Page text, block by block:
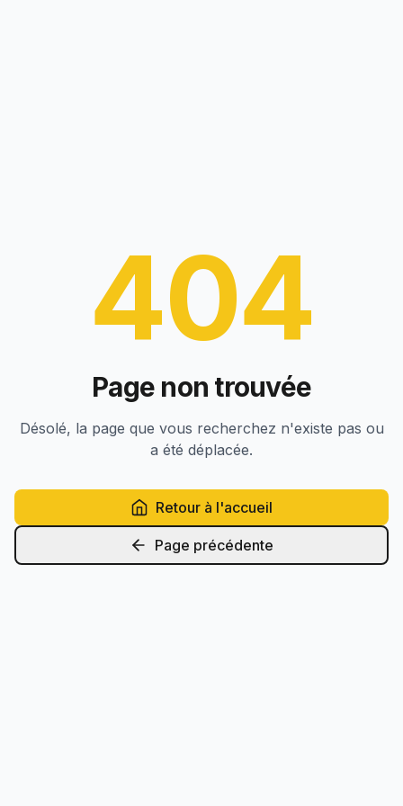
404
Page non trouvée
Désolé, la page que vous recherchez n'existe pas ou
a été déplacée.
Retour à l'accueil
Page précédente